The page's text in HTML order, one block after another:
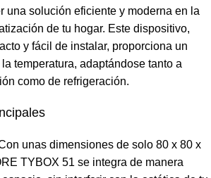
una solución eficiente y moderna en la
de tu hogar. Este dispositivo,
y fácil de instalar, proporciona un
temperatura, adaptándose tanto a
como de refrigeración.
unas dimensiones de solo 80 x 80 x
TYBOX 51 se integra de manera